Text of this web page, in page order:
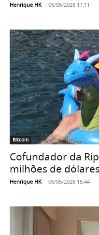
Henrique HK - 06/05/2026 17:11
Bitcoin
Cofundador da
milhões de
Henrique HK - 06/05/2026 15:44